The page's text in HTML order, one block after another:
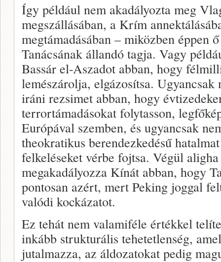
Így például nem akadályozta meg
megszállásában, a Krím
megtámadásában – miközben éppen
Tanácsának állandó tagja. Vagy
Bassár el-Aszadot abban, hogy
lemészárolja, elgázosítsa. Ugyancsak
iráni rezsimet abban, hogy
terrortámadásokat folytasson,
Európával szemben, és ugyancsak
theokratikus berendezkedésű
felkeléseket vérbe fojtsa. Végül
megakadályozza Kínát abban, hogy
pontosan azért, mert Peking joggal
valódi kockázatot.
Ez tehát nem valamiféle értékkel
inkább strukturális tehetetlenség,
jutalmazza, az áldozatokat pedig